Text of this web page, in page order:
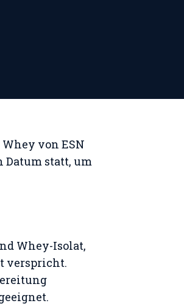
von ESN
Datum statt, um
Whey-Isolat,
verspricht​​.
​.